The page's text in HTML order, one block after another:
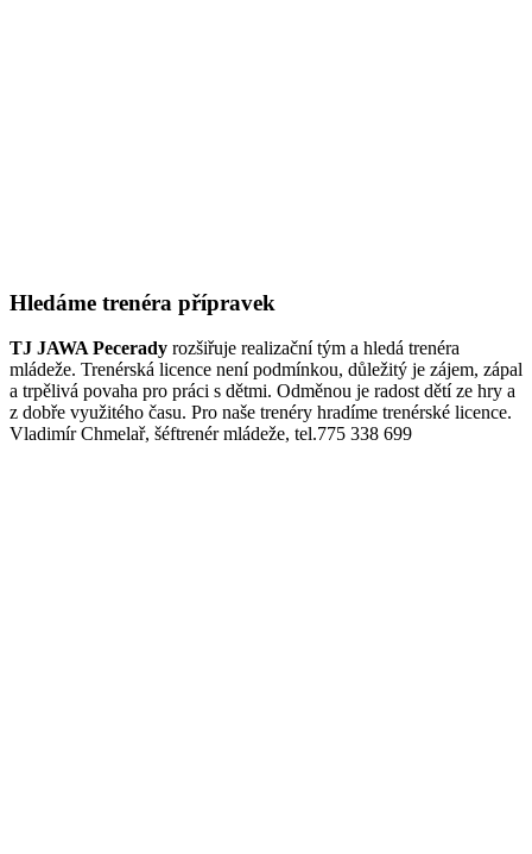
Hledáme trenéra přípravek
TJ JAWA Pecerady rozšiřuje realizační tým a hledá trenéra
mládeže. Trenérská licence není podmínkou, důležitý je zájem, zápal
a trpělivá povaha pro práci s dětmi. Odměnou je radost dětí ze hry a
z dobře využitého času. Pro naše trenéry hradíme trenérské licence.
Vladimír Chmelař, šéftrenér mládeže, tel.775 338 699